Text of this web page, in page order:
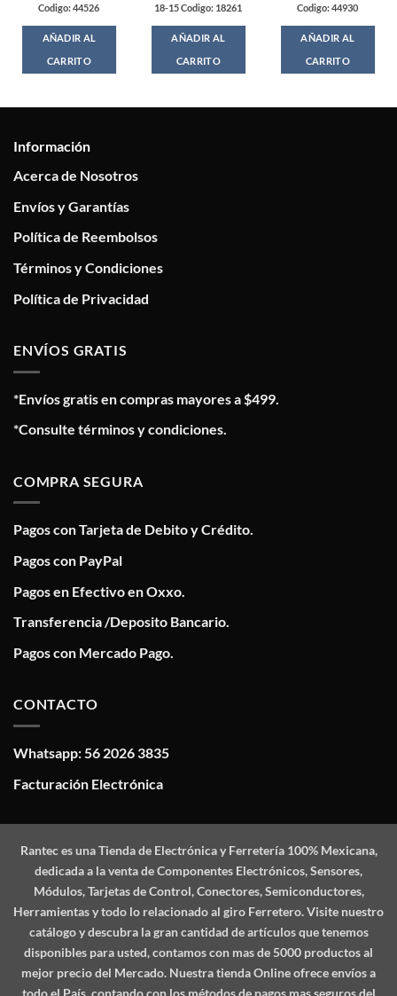
Codigo: 44526
AÑADIR AL
CARRITO
18-15 Codigo: 18261
AÑADIR AL
CARRITO
Codigo: 44930
AÑADIR AL
CARRITO
Información
Acerca de Nosotros
Envíos y Garantías
Política de Reembolsos
Términos y Condiciones
Política de Privacidad
ENVÍOS GRATIS
*Envíos gratis en compras mayores a $499.
*Consulte términos y condiciones.
COMPRA SEGURA
Pagos con Tarjeta de Debito y Crédito.
Pagos con PayPal
Pagos en Efectivo en Oxxo.
Transferencia /Deposito Bancario.
Pagos con Mercado Pago.
CONTACTO
Whatsapp: 56 2026 3835
Facturación Electrónica
Ranteces una Tienda de Electrónica y Ferretería 100% Mexicana,
dedicada a la venta de Componentes Electrónicos, Sensores,
Módulos, Tarjetas de Control, Conectores, Semiconductores,
Herramientas y todo lo relacionado al giro Ferretero. Visite nuestro
catálogo y descubra la gran cantidad de artículos que tenemos
disponibles para usted, contamos con mas de 5000 productos al
mejor precio del Mercado. Nuestra tienda Online ofrece envíos a
todo el País, contando con los métodos de pagos mas seguros del